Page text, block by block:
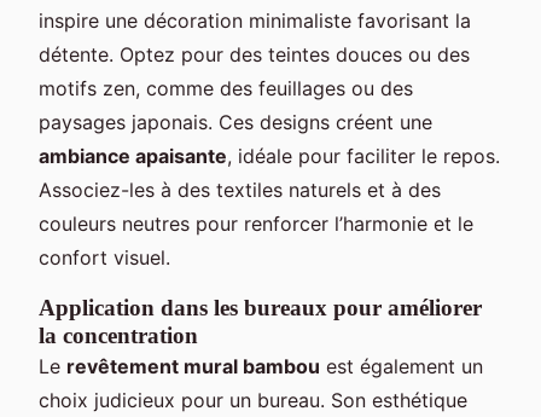
inspire une décoration minimaliste favorisant la
détente. Optez pour des teintes douces ou des
motifs zen, comme des feuillages ou des
paysages japonais. Ces designs créent une
ambiance apaisante, idéale pour faciliter le repos.
Associez-les à des textiles naturels et à des
couleurs neutres pour renforcer l’harmonie et le
confort visuel.
Application dans les bureaux pour améliorer
la concentration
Le revêtement mural bambou est également un
choix judicieux pour un bureau. Son esthétique